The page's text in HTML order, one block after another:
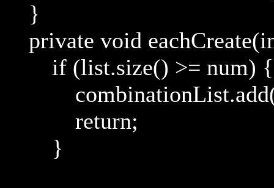
}
private void
if (list.size() >= num) {
return;
}